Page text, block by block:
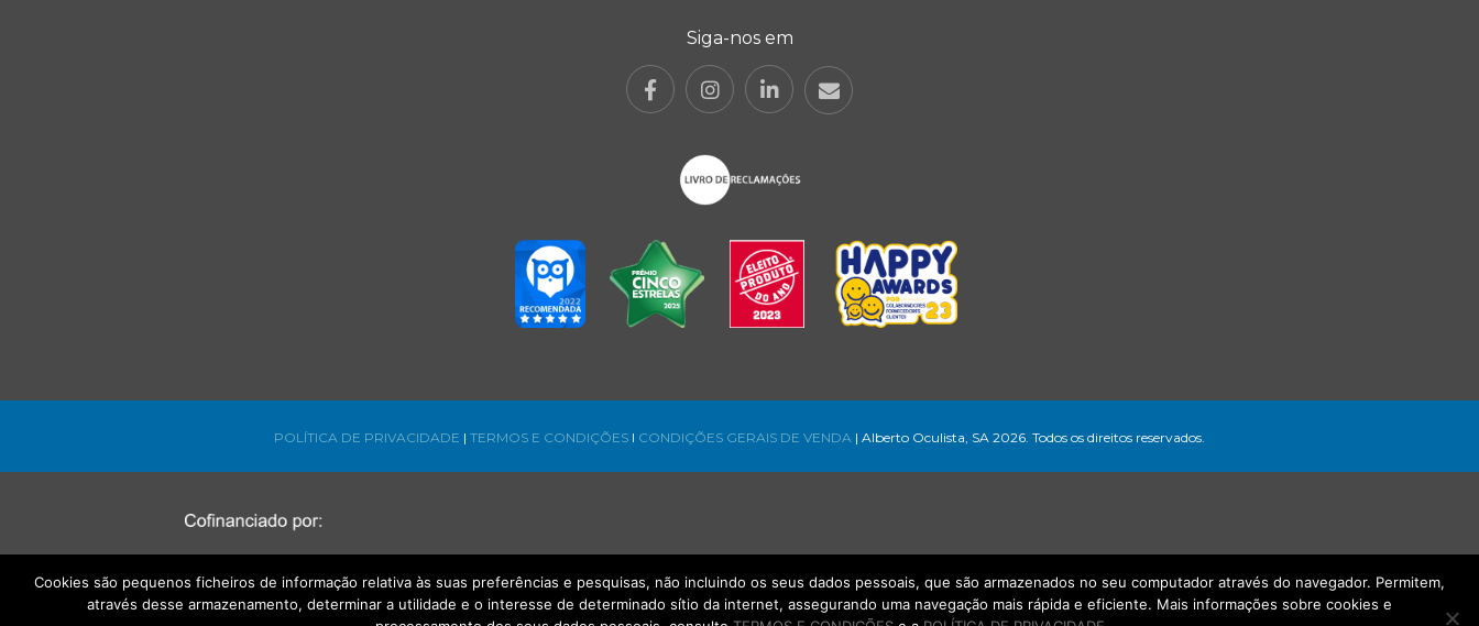
Siga-nos em
POLÍTICA DE PRIVACIDADE | TERMOS E CONDIÇÕES l CONDIÇÕES GERAIS DE VENDA | Alberto Oculista, SA 2026. Todos os direitos reservados.
Cookies são pequenos ficheiros de informação relativa às suas preferências e pesquisas, não incluindo os seus dados pessoais, que são armazenados no seu computador através do navegador. Permitem,
através desse armazenamento, determinar a utilidade e o interesse de determinado sítio da internet, assegurando uma navegação mais rápida e eficiente. Mais informações sobre cookies e